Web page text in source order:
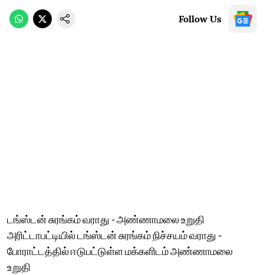
Follow Us
டங்ஸ்டன் சுரங்கம் வராது - அண்ணாமலை உறுதி
அரிட்டாபட்டியில் டங்ஸ்டன் சுரங்கம் நிச்சயம் வராது -
போராட்டத்தில் ஈடுபட்டுள்ள மக்களிடம் அண்ணாமலை
உறுதி